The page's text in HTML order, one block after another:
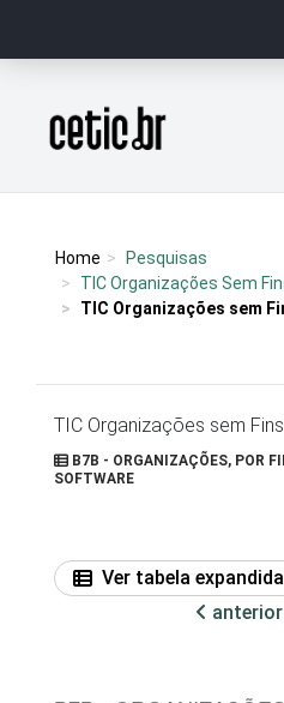
Página inicial
Home
Pesquisas
TIC Organizações Sem
TIC Organizações sem
TIC Organizações sem
B7B - ORGANIZAÇÕES, POR
SOFTWARE
Ver tabela expandida
anterior